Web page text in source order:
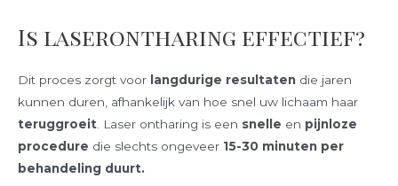
Is laserontharing effectief?
Dit proces zorgt voor langdurige resultaten die jaren
kunnen duren, afhankelijk van hoe snel uw lichaam haar
teruggroeit . Laser ontharing is een snelle en pijnloze
procedure die slechts ongeveer 15-30 minuten per
behandeling duurt.